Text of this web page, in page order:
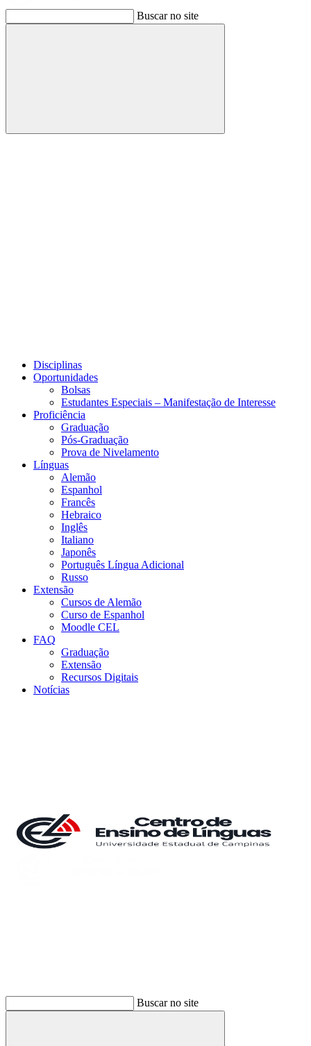
Buscar no site
Buscar
Disciplinas
Oportunidades
Bolsas
Estudantes Especiais – Manifestação de Interesse
Proficiência
Graduação
Pós-Graduação
Prova de Nivelamento
Línguas
Alemão
Espanhol
Francês
Hebraico
Inglês
Italiano
Japonês
Português Língua Adicional
Russo
Extensão
Cursos de Alemão
Curso de Espanhol
Moodle CEL
FAQ
Graduação
Extensão
Recursos Digitais
Notícias
Buscar no site